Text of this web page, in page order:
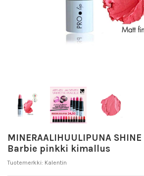
MINERAALIHUULIPUNA
Barbie pinkki kimallus
Tuotemerkki: Kalentin